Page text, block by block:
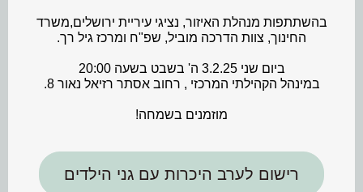
בהשתתפות מנהלת האיזור, נציגי עיריית ירושלים,משרד
החינוך, צוות הדרכה מוביל, שפ"ח ומרכז גיל רך.
ביום שני 3.2.25 ה' בשבט בשעה 20:00
במינהל הקהילתי המרכזי , רחוב אסתר רזיאל נאור 8.
מוזמנים בשמחה!
רישום לערב היכרות עם גני הילדים